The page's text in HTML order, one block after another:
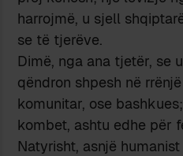
harrojmë, u sjell
se të tjerëve.
Dimë, nga ana tjetër, se
qëndron shpesh në
komunitar, ose
kombet, ashtu edhe për
Natyrisht, asnjë